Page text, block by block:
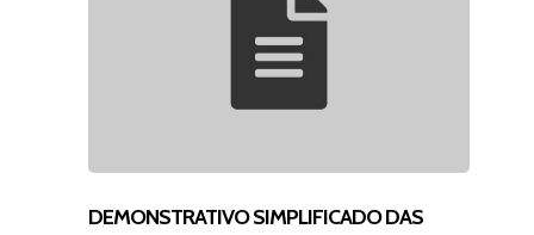
DEMONSTRATIVO SIMPLIFICADO DAS